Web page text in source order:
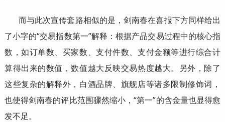
而与此次宣传套路相似的是，剑南春在喜报下方同样给出
了小字的“交易指数第一”解释：根据产品交易过程中的核心指
数，如订单数、买家数、支付件数、支付金额等进行综合计
算得出来的数值，数值越大反映交易热度越大。另外，除了
这些复杂的解释外，白酒品牌、旗舰店等诸多限制修饰词，
也使得剑南春的评比范围骤然缩小，“第一”的含金量也显得愈
发不足。